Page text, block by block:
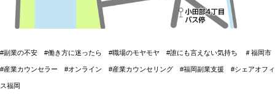
#副業の不安 #働き方に迷ったら #職場のモヤモヤ #誰にも言えない気持ち ＃福岡市
#産業カウンセラー #オンライン #産業カウンセリング #福岡副業支援 #シェアオフィ
ス福岡